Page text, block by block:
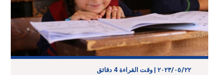
٢٢‏/٠٥‏/٢٠٢٣ | وقت القراءة 4 دقائق